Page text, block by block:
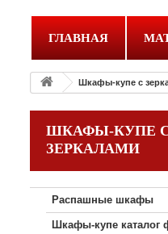
ГЛАВНАЯ
Шкафы-купе с
ШКАФЫ-КУПЕ
ЗЕРКАЛАМИ
Распашные шкафы
Шкафы-купе каталог